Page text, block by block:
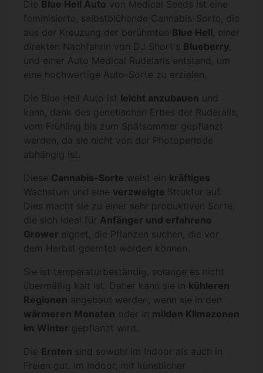
Die Blue Hell Auto von Medical Seeds ist eine
feminisierte, selbstblühende Cannabis-Sorte, die
aus der Kreuzung der berühmten Blue Hell, einer
direkten Nachfahrin von DJ Short's Blueberry,
und einer Auto Medical Rudelaris entstand, um
eine hochwertige Auto-Sorte zu erzielen.
Die Blue Hell Auto ist leicht anzubauen und
kann, dank des genetischen Erbes der Ruderalis,
vom Frühling bis zum Spätsommer gepflanzt
werden, da sie nicht von der Photoperiode
abhängig ist.
Diese Cannabis-Sorte weist ein kräftiges
Wachstum und eine verzweigte Struktur auf.
Dies macht sie zu einer sehr produktiven Sorte,
die sich ideal für Anfänger und erfahrene
Grower eignet, die Pflanzen suchen, die vor
dem Herbst geerntet werden können.
Sie ist temperaturbeständig, solange es nicht
übermäßig kalt ist. Daher kann sie in kühleren
Regionen angebaut werden, wenn sie in den
wärmeren Monaten oder in milden Klimazonen
im Winter gepflanzt wird.
Die Ernten sind sowohl im Indoor als auch in
Freien gut. Im Indoor, mit künstlicher